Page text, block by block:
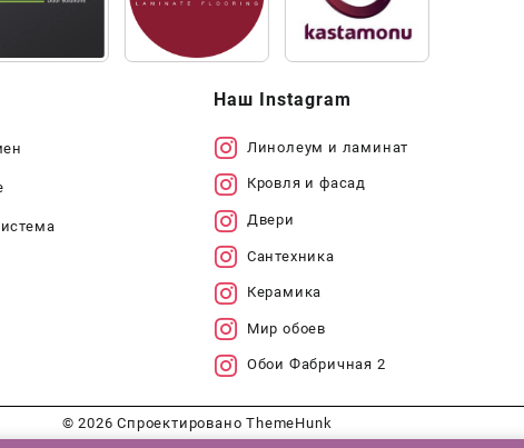
Наш Instagram
Линолеум и ламинат
Кровля и фасад
Двери
Сантехника
Керамика
Мир обоев
Обои Фабричная 2
© 2026Спроектировано ThemeHunk